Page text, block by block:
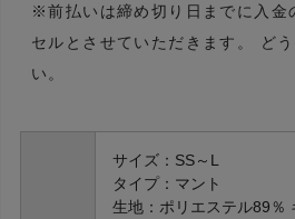
※前払いは締め切り日までに入金
セルとさせていただきます。 ど
い。
サイズ：SS～L
タイプ：マント
生地：ポリエステル89％